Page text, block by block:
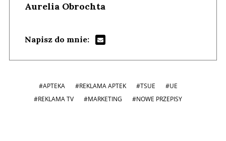
Aurelia Obrochta
Napisz do mnie:
#APTEKA #REKLAMA APTEK #TSUE
#UE
#REKLAMA TV
#MARKETING #NOWE PRZEPISY